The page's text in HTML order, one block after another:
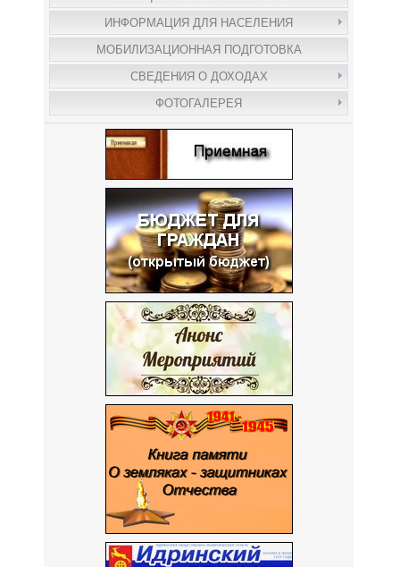
ИНФОРМАЦИЯ ДЛЯ НАСЕЛЕНИЯ
МОБИЛИЗАЦИОННАЯ ПОДГОТОВКА
СВЕДЕНИЯ О ДОХОДАХ
ФОТОГАЛЕРЕЯ